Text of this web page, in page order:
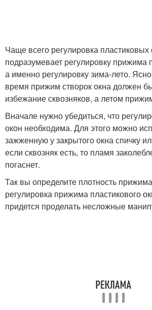
Окна в летний или Окна
Чаще всего регулировка пластиковых
подразумевает регулировку прижима
а именно регулировку зима-лето.
время прижим створок окна должен
избежание сквозняков, а летом
Вначале нужно убедиться, что
окон необходима. Для этого можно
зажженную у закрытого окна спичку
если сквозняк есть, то пламя
погаснет.
Так вы определите плотность
регулировка прижима пластикового
придется проделать несложные